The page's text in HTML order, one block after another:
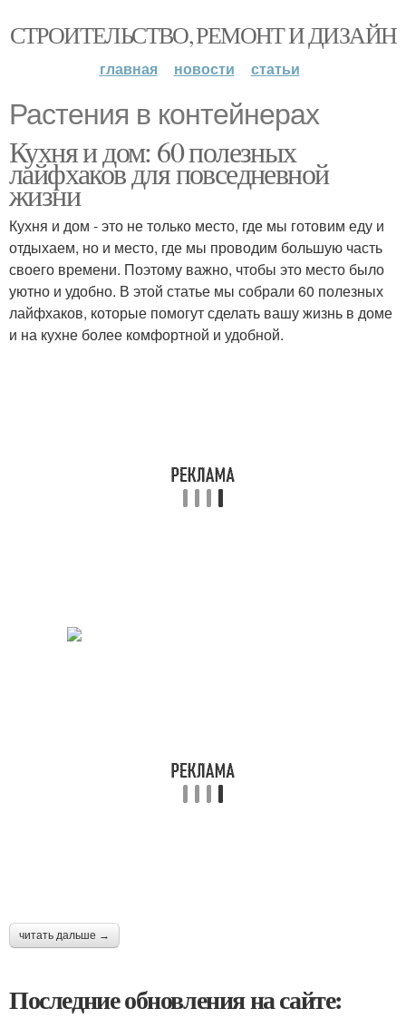
СТРОИТЕЛЬСТВО, РЕМОНТ И ДИЗАЙН
главная новости статьи
Растения в контейнерах
Кухня и дом: 60 полезных
лайфхаков для повседневной
жизни
Кухня и дом - это не только место, где мы готовим еду и
отдыхаем, но и место, где мы проводим большую часть
своего времени. Поэтому важно, чтобы это место было
уютно и удобно. В этой статье мы собрали 60 полезных
лайфхаков, которые помогут сделать вашу жизнь в доме
и на кухне более комфортной и удобной.
читать дальше →
Последние обновления на сайте: